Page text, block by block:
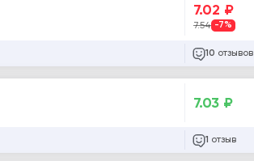
7.02 ₽
7.54 -7%
10 отзывов
7.03 ₽
1 отзыв